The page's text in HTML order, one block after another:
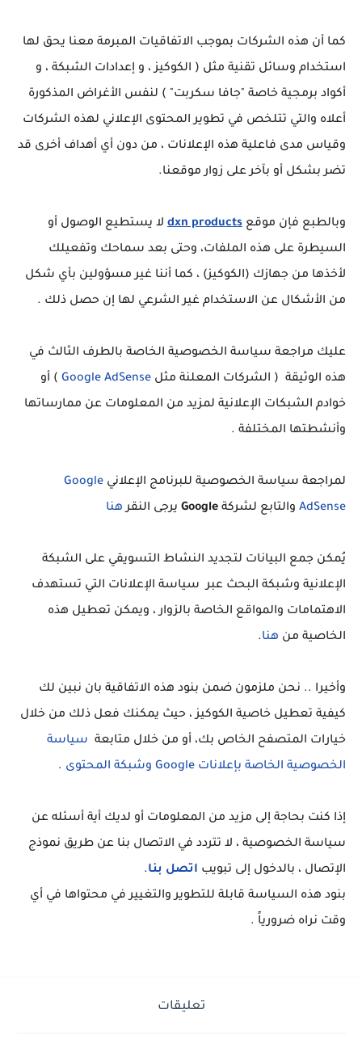
كما أن هذه الشركات بموجب الاتفاقيات المبرمة معنا يحق لها
استخدام وسائل تقنية مثل ( الكوكيز ، و إعدادات الشبكة ، و
أكواد برمجية خاصة "جافا سكربت" ) لنفس الأغراض المذكورة
أعلاه والتي تتلخص في تطوير المحتوى الإعلاني لهذه الشركات
وقياس مدى فاعلية هذه الإعلانات ، من دون أي أهداف أخرى قد
تضر بشكل أو بآخر على زوار موقعنا.
وبالطبع فإن موقع dxn products لا يستطيع الوصول أو
السيطرة على هذه الملفات، وحتى بعد سماحك وتفعيلك
لأخذها من جهازك (الكوكيز) ، كما أننا غير مسؤولين بأي شكل
من الأشكال عن الاستخدام غير الشرعي لها إن حصل ذلك .
عليك مراجعة سياسة الخصوصية الخاصة بالطرف الثالث في
هذه الوثيقة ( الشركات المعلنة مثل Google AdSense ) أو
خوادم الشبكات الإعلانية لمزيد من المعلومات عن ممارساتها
وأنشطتها المختلفة .
لمراجعة سياسة الخصوصية للبرنامج الإعلاني Google
AdSense والتابع لشركة Google يرجى النقرهنا
يُمكن جمع البيانات لتجديد النشاط التسويقي على الشبكة
الإعلانية وشبكة البحث عبر سياسة الإعلانات التي تستهدف
الاهتمامات والمواقع الخاصة بالزوار ، ويمكن تعطيل هذه
الخاصية من هنا.
وأخيرا .. نحن ملزمون ضمن بنود هذه الاتفاقية بان نبين لك
كيفية تعطيل خاصية الكوكيز ، حيث يمكنك فعل ذلك من خلال
خيارات المتصفح الخاص بك، أو من خلال متابعة سياسة
الخصوصية الخاصة بإعلانات Google وشبكة المحتوى
.
إذا كنت بحاجة إلى مزيد من المعلومات أو لديك أية أسئله عن
سياسة الخصوصية ، لا تتردد في الاتصال بنا عن طريق نموذج
الإتصال ، بالدخول إلى تبويب اتصل بنا.
بنود هذه السياسة قابلة للتطوير والتغيير في محتواها في أي
وقت نراه ضرورياً .
تعليقات